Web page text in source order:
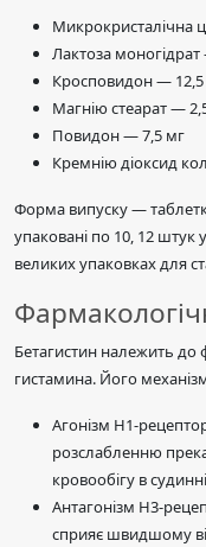
Микрокристалічна
Лактоза
Кросповидон —
Магнію стеарат —
Повидон — 7,5 мг
Кремнію діоксид
Форма випуску —
упаковані по 10, 12 штук
великих упаковках для
Бетагистин належить до
гистамина. Його
Агонізм H1-
розслабленню
кровообігу в
Антагонізм H3-
сприяє швидшому